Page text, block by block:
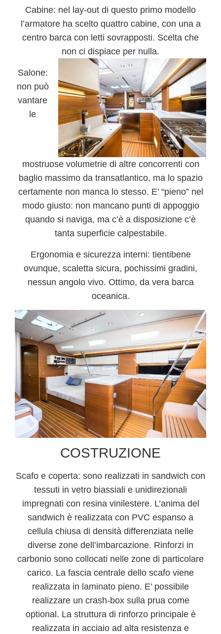
Cabine: nel lay-out di questo primo modello
l’armatore ha scelto quattro cabine, con una a
centro barca con letti sovrapposti. Scelta che
non ci dispiace per nulla.
Salone:
non può
vantare
le
mostruose volumetrie di altre concorrenti con
baglio massimo da transatlantico, ma lo spazio
certamente non manca lo stesso. E’ “pieno” nel
modo giusto: non mancano punti di appoggio
quando si naviga, ma c’è a disposizione c’è
tanta superficie calpestabile.
Ergonomia e sicurezza interni: tientibene
ovunque, scaletta sicura, pochissimi gradini,
nessun angolo vivo. Ottimo, da vera barca
oceanica.
COSTRUZIONE
Scafo e coperta: sono realizzati in sandwich con
tessuti in vetro biassiali e unidirezionali
impregnati con resina vinilestere. L’anima del
sandwich è realizzata con PVC espanso a
cellula chiusa di densità differenziata nelle
diverse zone dell’imbarcazione. Rinforzi in
carbonio sono collocati nelle zone di particolare
carico. La fascia centrale dello scafo viene
realizzata in laminato pieno. E’ possibile
realizzare un crash-box sulla prua come
optional. La struttura di rinforzo principale è
realizzata in acciaio ad alta resistenza e